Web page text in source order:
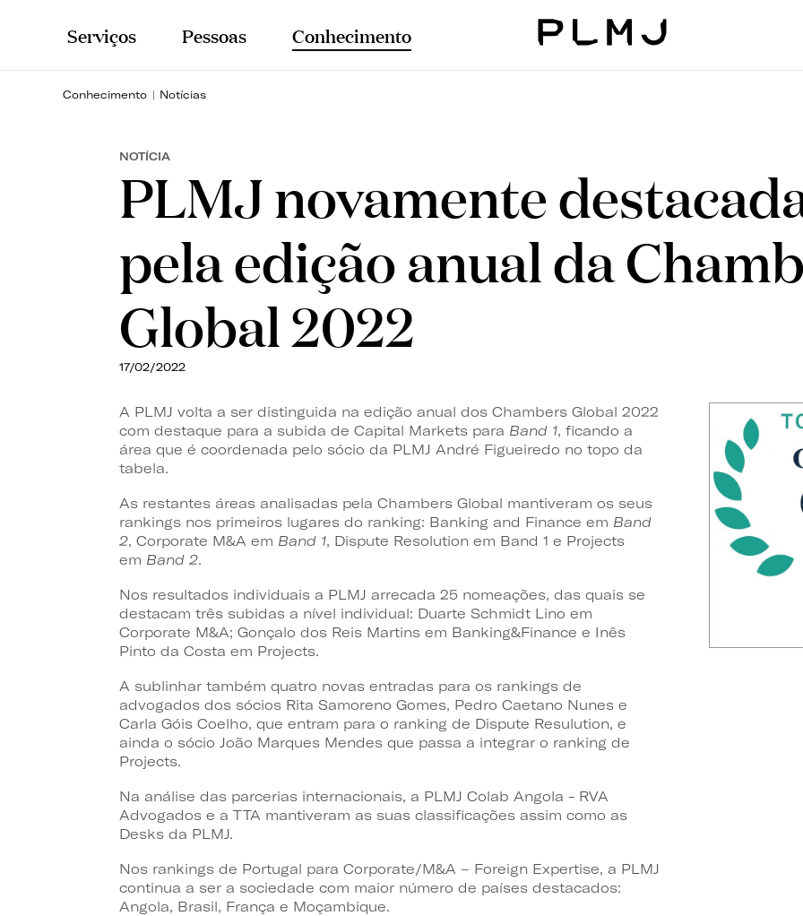
PLMJ
Serviços Pessoas Conhecimento
Conhecimento Notícias
NOTÍCIA
PLMJ novamente
pela edição anual da
Global 2022
17/02/2022
A PLMJ volta a ser distinguida na edição anual dos Chambers Global 2022
com destaque para a subida de Capital Markets para Band 1, ficando a
área que é coordenada pelo sócio da PLMJ André Figueiredo no topo da
tabela.
As restantes áreas analisadas pela Chambers Global mantiveram os seus
rankings nos primeiros lugares do ranking: Banking and Finance em Band
2, Corporate M&A em Band 1, Dispute Resolution em Band 1 e Projects
em Band 2.
Nos resultados individuais a PLMJ arrecada 25 nomeações, das quais se
destacam três subidas a nível individual: Duarte Schmidt Lino em
Corporate M&A; Gonçalo dos Reis Martins em Banking&Finance e Inês
Pinto da Costa em Projects.
A sublinhar também quatro novas entradas para os rankings de
advogados dos sócios Rita Samoreno Gomes, Pedro Caetano Nunes e
Carla Góis Coelho, que entram para o ranking de Dispute Resulution, e
ainda o sócio João Marques Mendes que passa a integrar o ranking de
Projects.
Na análise das parcerias internacionais, a PLMJ Colab Angola - RVA
Advogados e a TTA mantiveram as suas classificações assim como as
Desks da PLMJ.
Nos rankings de Portugal para Corporate/M&A – Foreign Expertise, a PLMJ
continua a ser a sociedade com maior número de países destacados:
Angola, Brasil, França e Moçambique.